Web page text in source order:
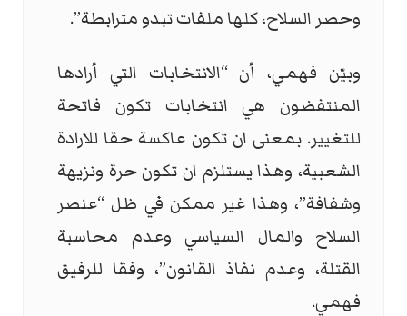
وحصر السلاح، كلها ملفات تبدو مترابطة”.
وبيّن فهمي، أن “الانتخابات التي أرادها
المنتفضون هي انتخابات تكون فاتحة
للتغيير. بمعنى ان تكون عاكسة حقا للارادة
الشعبية، وهذا يستلزم ان تكون حرة ونزيهة
وشفافة”، وهذا غير ممكن في ظل “عنصر
السلاح والمال السياسي وعدم محاسبة
القتلة، وعدم نفاذ القانون”، وفقا للرفيق
فهمي.